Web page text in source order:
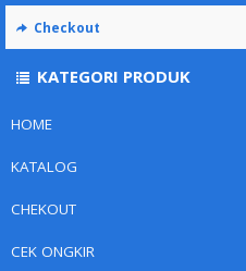
HOME
KATALOG
CHEKOUT
CEK ONGKIR
Checkout
KATEGORI PRODUK